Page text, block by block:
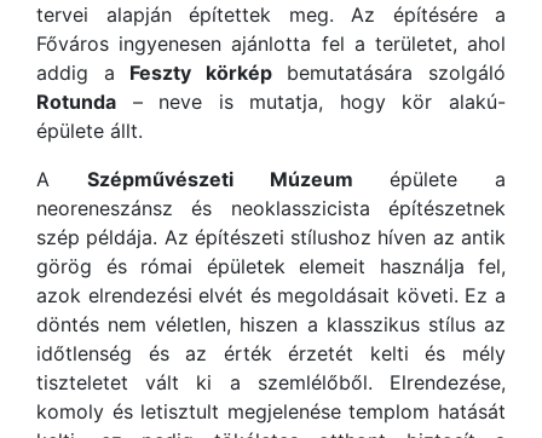
tervei alapján építettek meg. Az építésére a
Főváros ingyenesen ajánlotta fel a területet, ahol
addig a Feszty körképbemutatására szolgáló
Rotunda – neve is mutatja, hogy kör alakú-
épülete állt.
A Szépművészeti Múzeum épülete a
neoreneszánsz és neoklasszicista építészetnek
szép példája. Az építészeti stílushoz híven az antik
görög és római épületek elemeit használja fel,
azok elrendezési elvét és megoldásait követi. Ez a
döntés nem véletlen, hiszen a klasszikus stílus az
időtlenség és az érték érzetét kelti és mély
tiszteletet vált ki a szemlélőből. Elrendezése,
komoly és letisztult megjelenése templom hatását